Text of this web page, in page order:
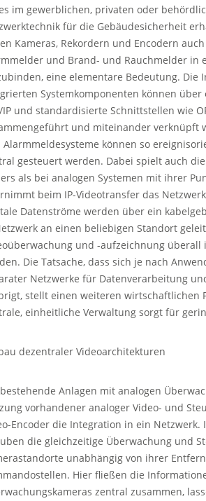
im gewerblichen, privaten oder
für die Gebäudesicherheit
Kameras, Rekordern und Encodern
und Brand- und Rauchmelder in
eine elementare Bedeutung. Die
Systemkomponenten können
IP und standardisierte Schnittstellen wie
und miteinander verknüpft
Alarmmeldesysteme können so
gesteuert werden. Dabei spielt auch
als bei analogen Systemen mit ihrer
beim IP-Videotransfer das
Datenströme werden über ein
an einen beliebigen Standort
und -aufzeichnung
Die Tatsache, dass sich je nach
Netzwerke für Datenverarbeitung
stellt einen weiteren wirtschaftlichen
einheitliche Verwaltung sorgt für
dezentraler Videoarchitekturen
Anlagen mit analogen
vorhandener analoger Video- und
Encoder die Integration in ein Netzwerk.
die gleichzeitige Überwachung und
unabhängig von ihrer
Hier fließen die
zentral zusammen,